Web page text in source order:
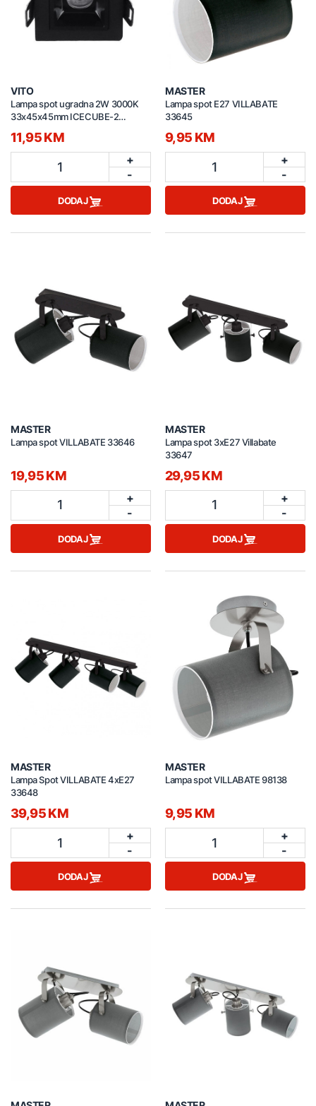
VITO
Lampa spot ugradna 2W 3000K
33x45x45mm ICECUBE-2
2102940
11,95 KM
1
+
-
DODAJ
MASTER
Lampa spot E27 VILLABATE
33645
9,95 KM
1
+
-
DODAJ
MASTER
Lampa spot VILLABATE 33646
19,95 KM
1
+
-
DODAJ
MASTER
Lampa spot 3xE27 Villabate
33647
29,95 KM
1
+
-
DODAJ
MASTER
Lampa Spot VILLABATE 4xE27
33648
39,95 KM
1
+
-
DODAJ
MASTER
Lampa spot VILLABATE 98138
9,95 KM
1
+
-
DODAJ